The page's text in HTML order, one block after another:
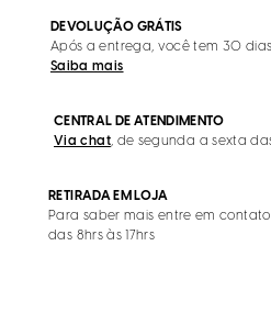
DEVOLUÇÃO GRÁTIS
Após a entrega, você tem 30
Saiba mais
CENTRAL DE ATENDIMENTO
Via chat, de segunda a sexta
RETIRADA EM LOJA
Para saber mais entre em contato
das 8hrs às 17hrs